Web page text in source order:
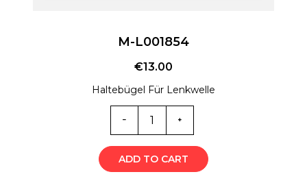
M-L001854
€13.00
Haltebügel Für Lenkwelle
M-
L001854
Menge
ADD TO CART